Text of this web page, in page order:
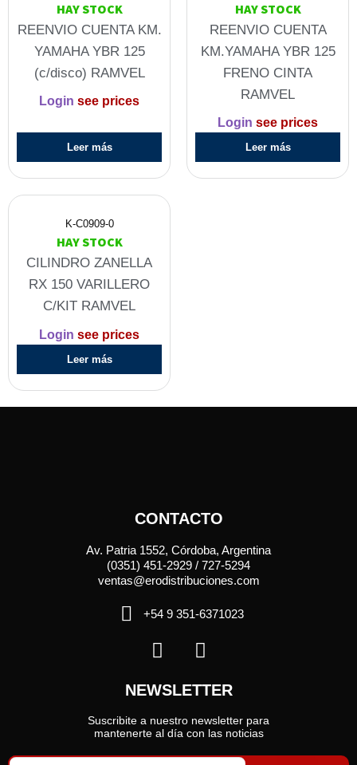
HAY STOCK
REENVIO CUENTA KM.
YAMAHA YBR 125
(c/disco) RAMVEL
Login see prices
Leer más
HAY STOCK
REENVIO CUENTA
KM.YAMAHA YBR 125
FRENO CINTA
RAMVEL
Login see prices
Leer más
K-C0909-0
HAY STOCK
CILINDRO ZANELLA
RX 150 VARILLERO
C/KIT RAMVEL
Login see prices
Leer más
CONTACTO
Av. Patria 1552, Córdoba, Argentina
(0351) 451-2929 / 727-5294
ventas@erodistribuciones.com
+54 9 351-6371023
NEWSLETTER
Suscribite a nuestro newsletter para
mantenerte al día con las noticias